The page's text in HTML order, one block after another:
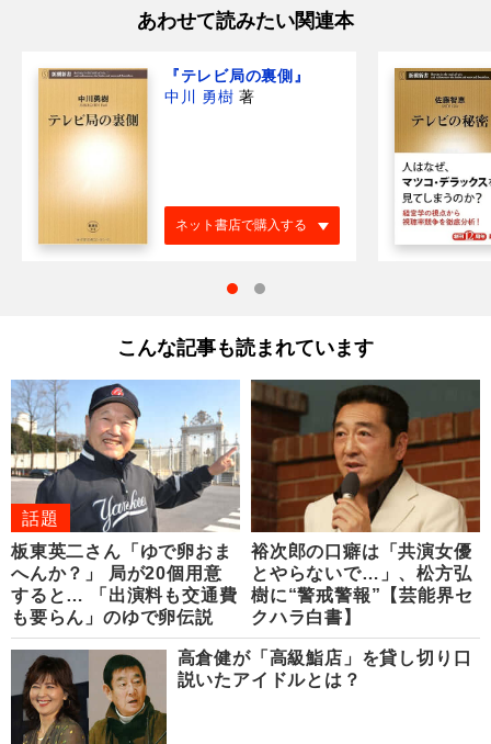
あわせて読みたい関連本
『テレビ局の裏側』
中川 勇樹 著
ネット書店で購入する
こんな記事も読まれています
話題
板東英二さん「ゆで卵おま
へんか？」 局が20個用意
すると… 「出演料も交通費
も要らん」のゆで卵伝説
裕次郎の口癖は「共演女優
とやらないで…」、松方弘
樹に“警戒警報”【芸能界セ
クハラ白書】
高倉健が「高級鮨店」を貸し切り口
説いたアイドルとは？